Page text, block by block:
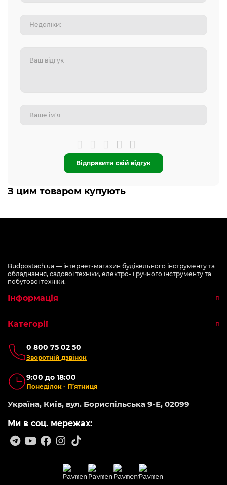
Відправити свій відгук
З цим товаром купують
Budpostach.ua — інтернет-магазин будівельного інструменту та
обладнання, садової техніки, електро- і ручного інструменту та
побутової техніки.
0 800 75 02 50
Зворотній дзвінок
9:00 до 18:00
Понеділок - П’ятниця
Україна, Київ, вул. Бориспільська 9-Е, 02099
Ми в соц. мережах:
Інформація
Категорії